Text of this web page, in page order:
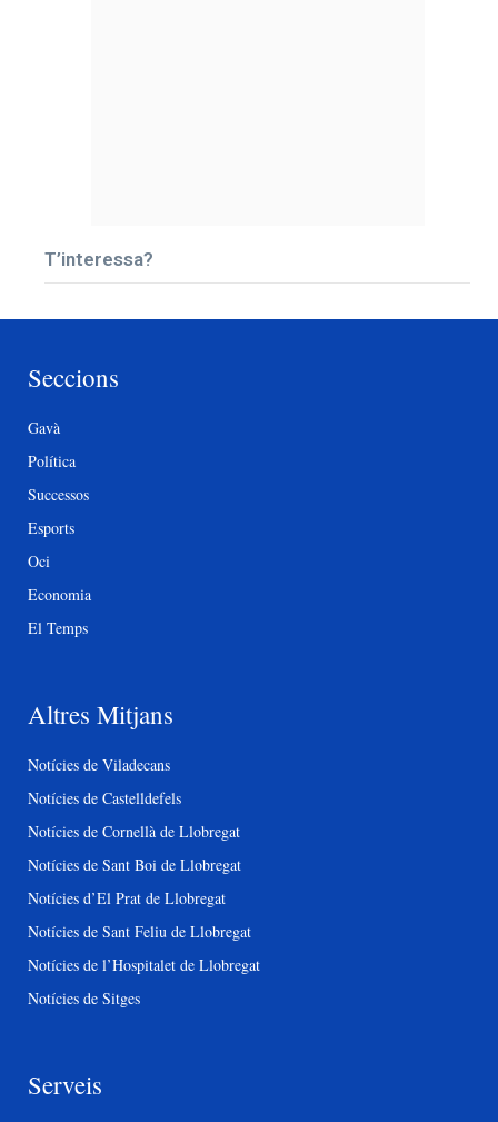
T’interessa?
Seccions
Gavà
Política
Successos
Esports
Oci
Economia
El Temps
Altres Mitjans
Notícies de Viladecans
Notícies de Castelldefels
Notícies de Cornellà de Llobregat
Notícies de Sant Boi de Llobregat
Notícies d’El Prat de Llobregat
Notícies de Sant Feliu de Llobregat
Notícies de l’Hospitalet de Llobregat
Notícies de Sitges
Serveis